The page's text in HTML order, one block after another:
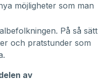
möjligheter som man
På så sätt
och pratstunder som
av